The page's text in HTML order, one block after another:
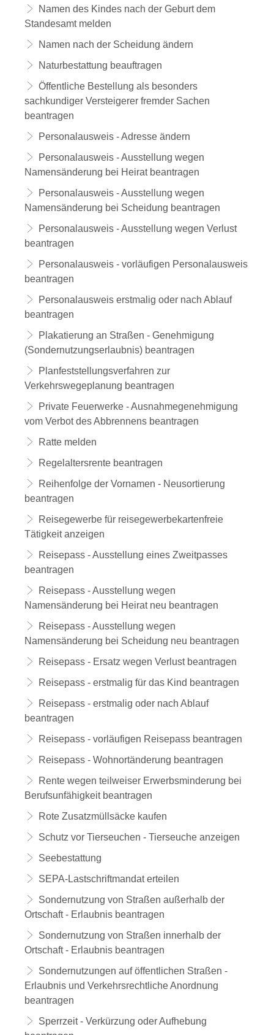
Namen des Kindes nach der Geburt dem
Standesamt melden
Namen nach der Scheidung ändern
Naturbestattung beauftragen
Öffentliche Bestellung als besonders
sachkundiger Versteigerer fremder Sachen
beantragen
Personalausweis - Adresse ändern
Personalausweis - Ausstellung wegen
Namensänderung bei Heirat beantragen
Personalausweis - Ausstellung wegen
Namensänderung bei Scheidung beantragen
Personalausweis - Ausstellung wegen Verlust
beantragen
Personalausweis - vorläufigen Personalausweis
beantragen
Personalausweis erstmalig oder nach Ablauf
beantragen
Plakatierung an Straßen - Genehmigung
(Sondernutzungserlaubnis) beantragen
Planfeststellungsverfahren zur
Verkehrswegeplanung beantragen
Private Feuerwerke - Ausnahmegenehmigung
vom Verbot des Abbrennens beantragen
Ratte melden
Regelaltersrente beantragen
Reihenfolge der Vornamen - Neusortierung
beantragen
Reisegewerbe für reisegewerbekartenfreie
Tätigkeit anzeigen
Reisepass - Ausstellung eines Zweitpasses
beantragen
Reisepass - Ausstellung wegen
Namensänderung bei Heirat neu beantragen
Reisepass - Ausstellung wegen
Namensänderung bei Scheidung neu beantragen
Reisepass - Ersatz wegen Verlust beantragen
Reisepass - erstmalig für das Kind beantragen
Reisepass - erstmalig oder nach Ablauf
beantragen
Reisepass - vorläufigen Reisepass beantragen
Reisepass - Wohnortänderung beantragen
Rente wegen teilweiser Erwerbsminderung bei
Berufsunfähigkeit beantragen
Rote Zusatzmüllsäcke kaufen
Schutz vor Tierseuchen - Tierseuche anzeigen
Seebestattung
SEPA-Lastschriftmandat erteilen
Sondernutzung von Straßen außerhalb der
Ortschaft - Erlaubnis beantragen
Sondernutzung von Straßen innerhalb der
Ortschaft - Erlaubnis beantragen
Sondernutzungen auf öffentlichen Straßen -
Erlaubnis und Verkehrsrechtliche Anordnung
beantragen
Sperrzeit - Verkürzung oder Aufhebung